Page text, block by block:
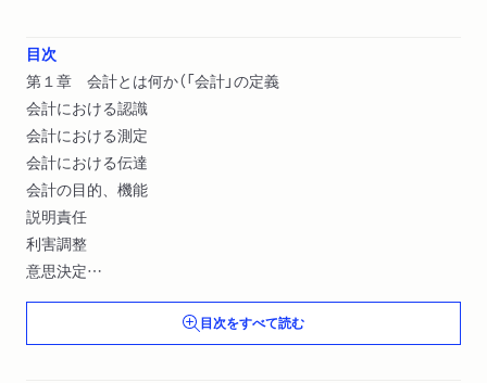
目次
第１章 会計とは何か（「会計」の定義
会計における認識
会計における測定
会計における伝達
会計の目的、機能
説明責任
利害調整
意思決定
公正性ｖｓ．有用性
企業観の問題
目次をすべて読む